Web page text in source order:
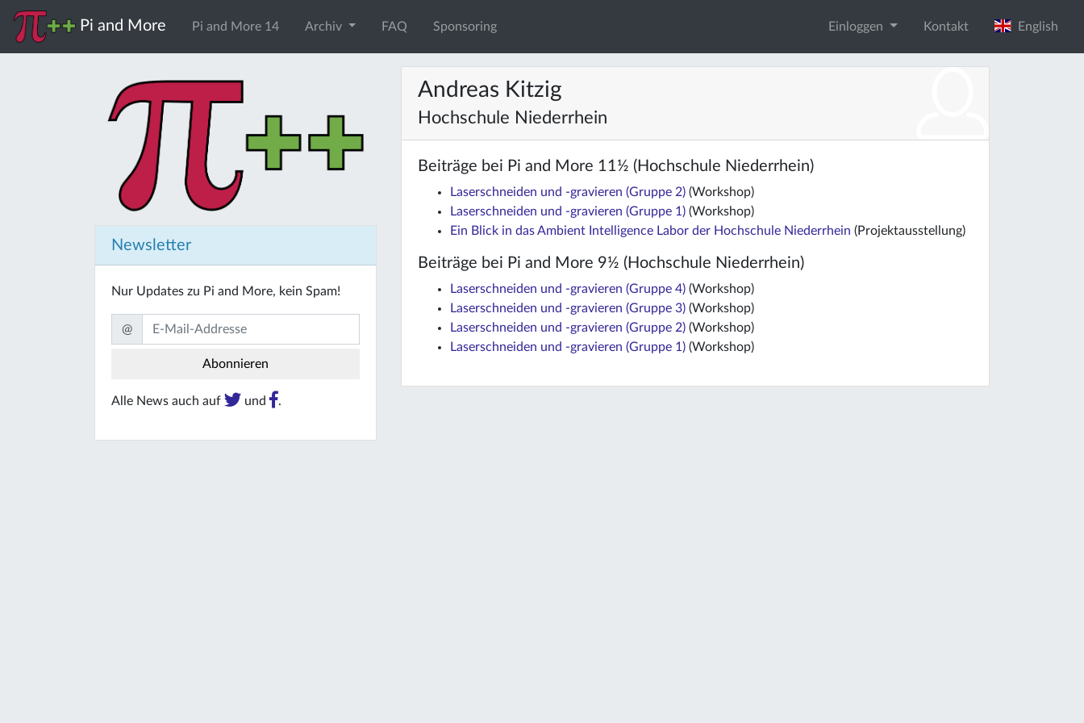
Pi and More Pi and More 14 Archiv FAQ Sponsoring Einloggen Kontakt English
Newsletter
Nur Updates zu Pi and More, kein Spam!
@
Alle News auch auf und .
Andreas Kitzig
Hochschule Niederrhein
Beiträge bei Pi and More 11½ (Hochschule Niederrhein)
Laserschneiden und -gravieren (Gruppe 2) (Workshop)
Laserschneiden und -gravieren (Gruppe 1) (Workshop)
Ein Blick in das Ambient Intelligence Labor der Hochschule Niederrhein (Projektausstellung)
Beiträge bei Pi and More 9½ (Hochschule Niederrhein)
Laserschneiden und -gravieren (Gruppe 4) (Workshop)
Laserschneiden und -gravieren (Gruppe 3) (Workshop)
Laserschneiden und -gravieren (Gruppe 2) (Workshop)
Laserschneiden und -gravieren (Gruppe 1) (Workshop)